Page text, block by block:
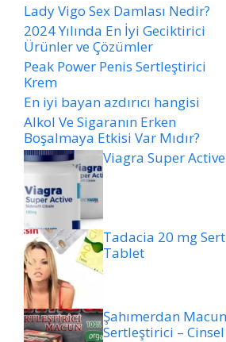
Lady Vigo Sex Damlası Nedir?
2024 Yılında En İyi Geciktirici
Ürünler ve Çözümler
Peak Power Penis Sertleştirici
Krem
En iyi bayan azdırıcı hangisi
Alkol Ve Sigaranın Erken
Boşalmaya Etkisi Var Mıdır?
Viagra Super
Tadacia 20 mg
Tablet
Şahımerdan
Sertleştirici –